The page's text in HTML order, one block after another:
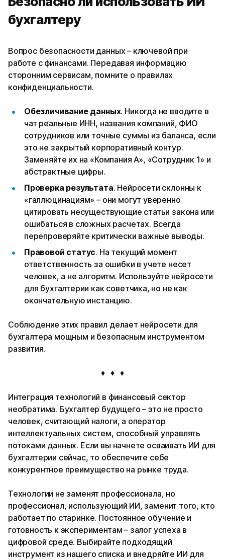
бухгалтеру
Вопрос безопасности данных – ключевой при
работе с финансами. Передавая информацию
сторонним сервисам, помните о правилах
конфиденциальности.
Обезличивание данных. Никогда не вводите в
чат реальные ИНН, названия компаний, ФИО
сотрудников или точные суммы из баланса, если
это не закрытый корпоративный контур.
Заменяйте их на «Компания А», «Сотрудник 1» и
абстрактные цифры.
Проверка результата. Нейросети склонны к
«галлюцинациям» – они могут уверенно
цитировать несуществующие статьи закона или
ошибаться в сложных расчетах. Всегда
перепроверяйте критически важные выводы.
Правовой статус. На текущий момент
ответственность за ошибки в учете несет
человек, а не алгоритм. Используйте нейросети
для бухгалтерии как советчика, но не как
окончательную инстанцию.
Соблюдение этих правил делает нейросети для
бухгалтера мощным и безопасным инструментом
развития.
♦ ♦ ♦
Интеграция технологий в финансовый сектор
необратима. Бухгалтер будущего – это не просто
человек, считающий налоги, а оператор
интеллектуальных систем, способный управлять
потоками данных. Если вы начнете осваивать ИИ для
бухгалтерии сейчас, то обеспечите себе
конкурентное преимущество на рынке труда.
Технологии не заменят профессионала, но
профессионал, использующий ИИ, заменит того, кто
работает по старинке. Постоянное обучение и
готовность к экспериментам – залог успеха в
цифровой среде. Выбирайте подходящий
инструмент из нашего списка и внедряйте ИИ для